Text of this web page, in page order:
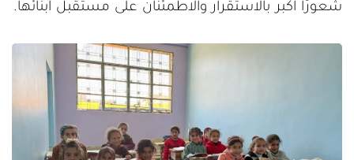
شعورًا أكبر بالاستقرار والاطمئنان على مستقبل أبنائها.